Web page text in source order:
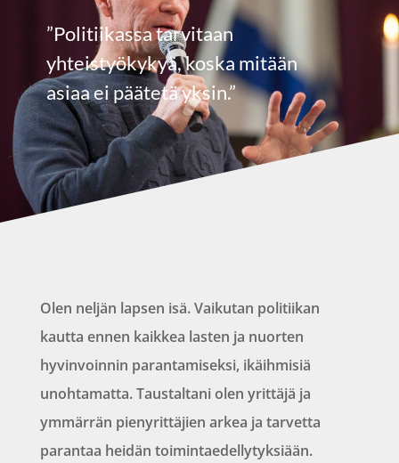
”Politiikassa tarvitaan
yhteistyökykyä, koska mitään
asiaa ei päätetä yksin.”
Olen neljän lapsen isä. Vaikutan politiikan
kautta ennen kaikkea lasten ja nuorten
hyvinvoinnin parantamiseksi, ikäihmisiä
unohtamatta. Taustaltani olen yrittäjä ja
ymmärrän pienyrittäjien arkea ja tarvetta
parantaa heidän toimintaedellytyksiään.